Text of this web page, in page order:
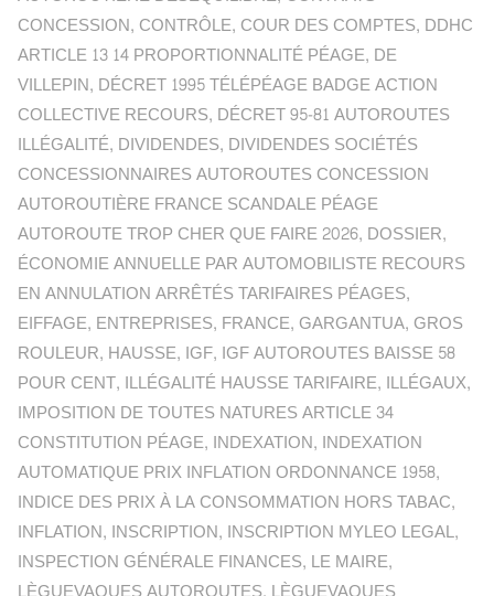
CONCESSION, CONTRÔLE, COUR DES COMPTES, DDHC
ARTICLE 13 14 PROPORTIONNALITÉ PÉAGE, DE
VILLEPIN, DÉCRET 1995 TÉLÉPÉAGE BADGE ACTION
COLLECTIVE RECOURS, DÉCRET 95-81 AUTOROUTES
ILLÉGALITÉ, DIVIDENDES, DIVIDENDES SOCIÉTÉS
CONCESSIONNAIRES AUTOROUTES CONCESSION
AUTOROUTIÈRE FRANCE SCANDALE PÉAGE
AUTOROUTE TROP CHER QUE FAIRE 2026, DOSSIER,
ÉCONOMIE ANNUELLE PAR AUTOMOBILISTE RECOURS
EN ANNULATION ARRÊTÉS TARIFAIRES PÉAGES,
EIFFAGE, ENTREPRISES, FRANCE, GARGANTUA, GROS
ROULEUR, HAUSSE, IGF, IGF AUTOROUTES BAISSE 58
POUR CENT, ILLÉGALITÉ HAUSSE TARIFAIRE, ILLÉGAUX,
IMPOSITION DE TOUTES NATURES ARTICLE 34
CONSTITUTION PÉAGE, INDEXATION, INDEXATION
AUTOMATIQUE PRIX INFLATION ORDONNANCE 1958,
INDICE DES PRIX À LA CONSOMMATION HORS TABAC,
INFLATION, INSCRIPTION, INSCRIPTION MYLEO LEGAL,
INSPECTION GÉNÉRALE FINANCES, LE MAIRE,